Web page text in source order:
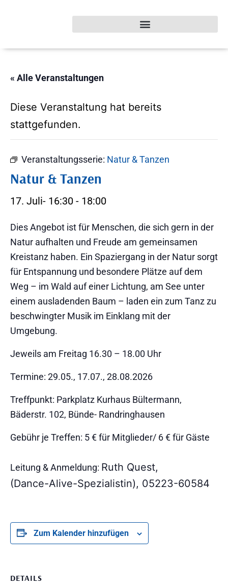
« Alle Veranstaltungen
Diese Veranstaltung hat bereits
stattgefunden.
Veranstaltungsserie: Natur & Tanzen
Natur & Tanzen
17. Juli- 16:30 - 18:00
Dies Angebot ist für Menschen, die sich gern in der
Natur aufhalten und Freude am gemeinsamen
Kreistanz haben. Ein Spaziergang in der Natur sorgt
für Entspannung und besondere Plätze auf dem
Weg – im Wald auf einer Lichtung, am See unter
einem ausladenden Baum – laden ein zum Tanz zu
beschwingter Musik im Einklang mit der
Umgebung.
Jeweils am Freitag 16.30 – 18.00 Uhr
Termine: 29.05., 17.07., 28.08.2026
Treffpunkt: Parkplatz Kurhaus Bültermann,
Bäderstr. 102, Bünde- Randringhausen
Gebühr je Treffen: 5 € für Mitglieder/ 6 € für Gäste
Leitung & Anmeldung: Ruth Quest,
(Dance-Alive-Spezialistin), 05223-60584
Zum Kalender hinzufügen
DETAILS